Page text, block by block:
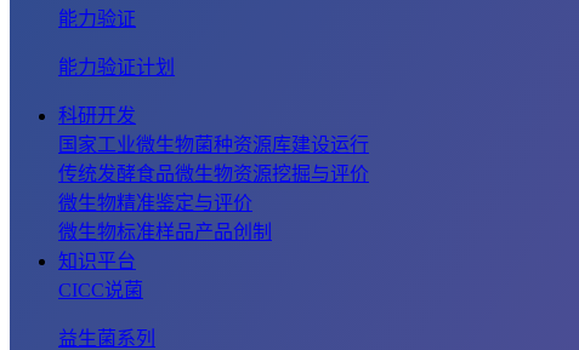
能力验证
能力验证计划
科研开发
国家工业微生物菌种资源库建设运行
传统发酵食品微生物资源挖掘与评价
微生物精准鉴定与评价
微生物标准样品产品创制
知识平台
CICC说菌
益生菌系列